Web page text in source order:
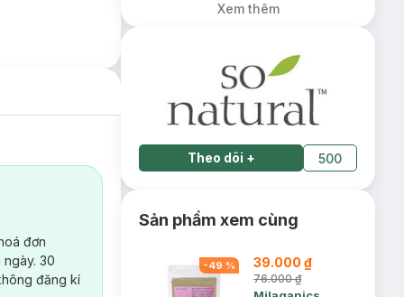
đơn
30
đăng kí
Xem thêm
Theo dõi + 500
Sản phẩm xem cùng
-49 % 39.000 ₫
76.000 ₫